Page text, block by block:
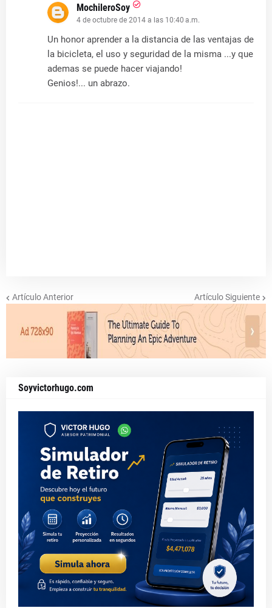
MochileroSoy
4 de octubre de 2014 a las 10:40 a.m.
Un honor aprender a la distancia de las ventajas de
la bicicleta, el uso y seguridad de la misma ...y que
ademas se puede hacer viajando!
Genios!... un abrazo.
Artículo Anterior Artículo Siguiente
Soyvictorhugo.com